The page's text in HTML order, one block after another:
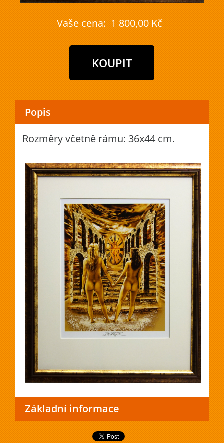
Vaše cena: 1 800,00 Kč
Popis
Rozměry včetně rámu: 36x44 cm.
Základní informace